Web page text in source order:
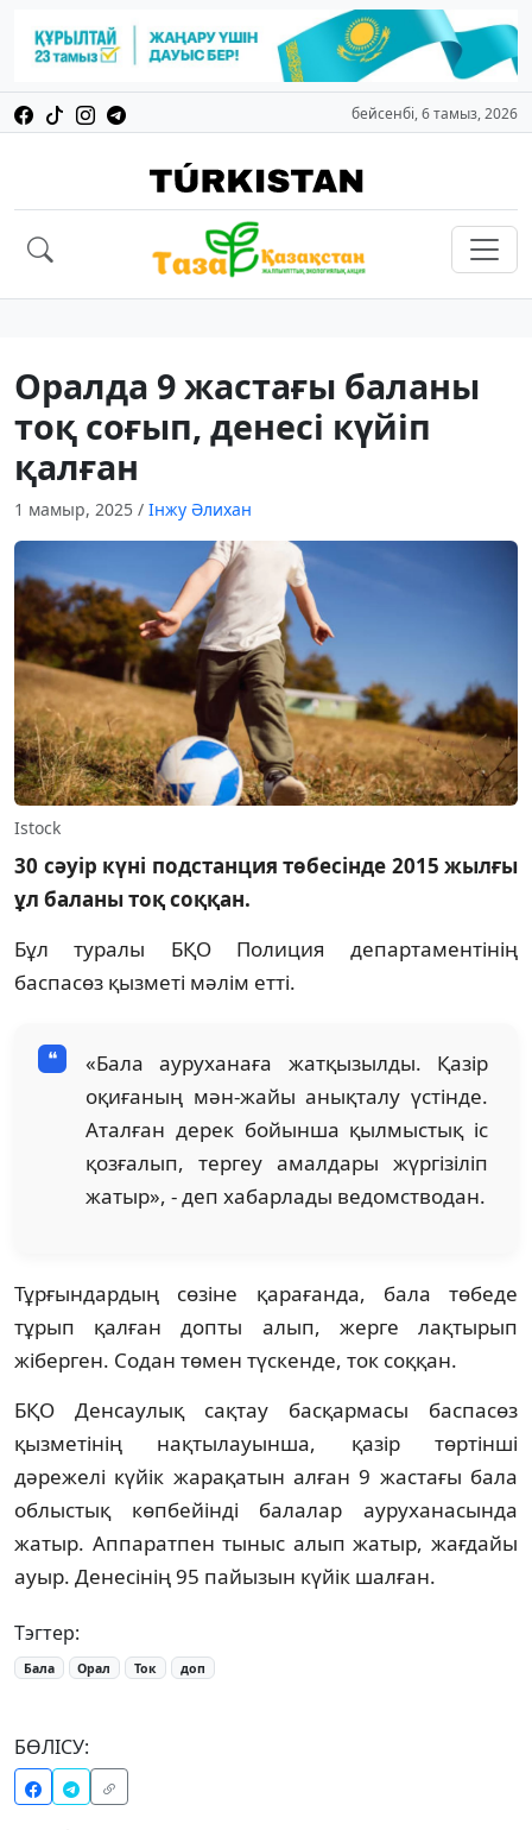
бейсенбі, 6 тамыз, 2026
Оралда 9 жастағы баланы
тоқ соғып, денесі күйіп
қалған
1 мамыр, 2025 / Інжу Әлихан
Istock
30 сәуір күні подстанция төбесінде 2015 жылғы
ұл баланы тоқ соққан.
Бұл туралы БҚО Полиция департаментінің
баспасөз қызметі мәлім етті.
«Бала ауруханаға жатқызылды. Қазір
оқиғаның мән-жайы анықталу үстінде.
Аталған дерек бойынша қылмыстық іс
қозғалып, тергеу амалдары жүргізіліп
жатыр», - деп хабарлады ведомстводан.
Тұрғындардың сөзіне қарағанда, бала төбеде
тұрып қалған допты алып, жерге лақтырып
жіберген. Содан төмен түскенде, ток соққан.
БҚО Денсаулық сақтау басқармасы баспасөз
қызметінің нақтылауынша, қазір төртінші
дәрежелі күйік жарақатын алған 9 жастағы бала
облыстық көпбейінді балалар ауруханасында
жатыр. Аппаратпен тыныс алып жатыр, жағдайы
ауыр. Денесінің 95 пайызын күйік шалған.
Тэгтер:
Бала Орал Ток доп
БӨЛІСУ: